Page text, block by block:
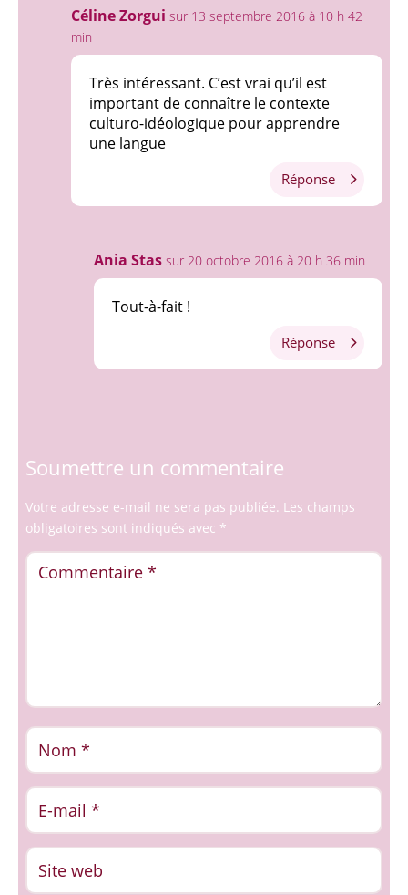
Céline Zorgui sur 13 septembre 2016 à 10 h 42
min
Très intéressant. C’est vrai qu’il est
important de connaître le contexte
culturo-idéologique pour apprendre
une langue
Réponse
Ania Stas sur 20 octobre 2016 à 20 h 36 min
Tout-à-fait !
Réponse
Soumettre un commentaire
Votre adresse e-mail ne sera pas publiée. Les champs
obligatoires sont indiqués avec *